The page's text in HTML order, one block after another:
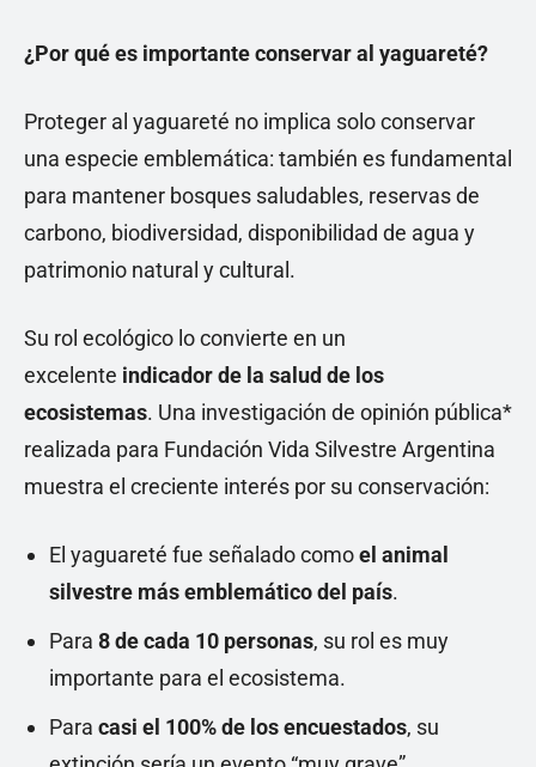
¿Por qué es importante conservar al yaguareté?
Proteger al yaguareté no implica solo conservar
una especie emblemática: también es fundamental
para mantener bosques saludables, reservas de
carbono, biodiversidad, disponibilidad de agua y
patrimonio natural y cultural.
Su rol ecológico lo convierte en un
excelente indicador de la salud de los
ecosistemas. Una investigación de opinión pública*
realizada para Fundación Vida Silvestre Argentina
muestra el creciente interés por su conservación:
El yaguareté fue señalado comoel animal
silvestre más emblemático del país.
Para 8 de cada 10 personas, su rol es muy
importante para el ecosistema.
Para casi el 100% de los encuestados, su